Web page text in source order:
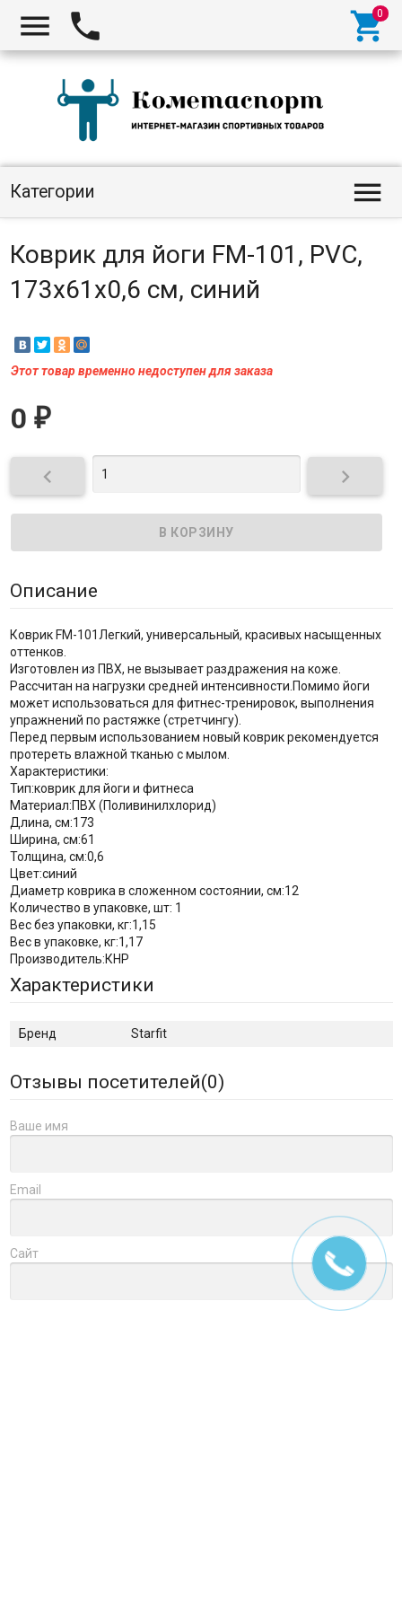
  
Категории 
Коврик для йоги FM-101, PVC,
173x61x0,6 см, синий
Этот товар временно недоступен для заказа
0 ₽
 
Описание
Коврик FM-101Легкий, универсальный, красивых насыщенных
оттенков.
Изготовлен из ПВХ, не вызывает раздражения на коже.
Рассчитан на нагрузки средней интенсивности.Помимо йоги
может использоваться для фитнес-тренировок, выполнения
упражнений по растяжке (стретчингу).
Перед первым использованием новый коврик рекомендуется
протереть влажной тканью с мылом.
Характеристики:
Тип:коврик для йоги и фитнеса
Материал:ПВХ (Поливинилхлорид)
Длина, см:173
Ширина, см:61
Толщина, см:0,6
Цвет:синий
Диаметр коврика в сложенном состоянии, см:12
Количество в упаковке, шт: 1
Вес без упаковки, кг:1,15
Вес в упаковке, кг:1,17
Производитель:КНР
Характеристики
Бренд Starfit
Отзывы посетителей(0)
Ваше имя
Email
Сайт